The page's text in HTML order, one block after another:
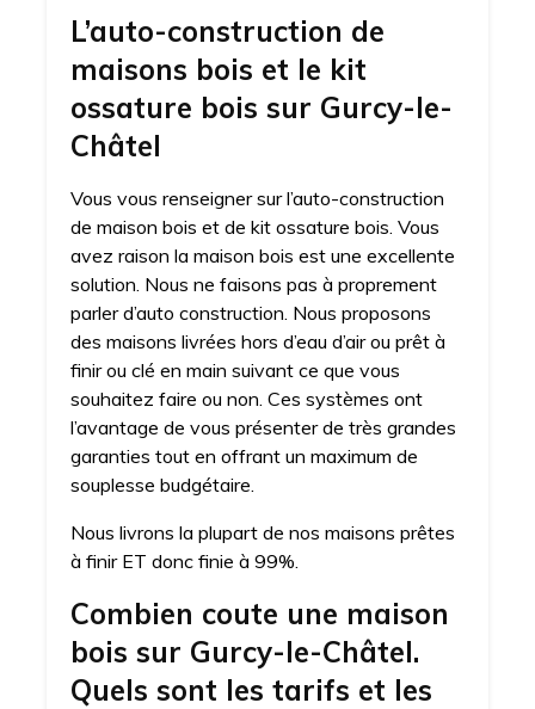
L’auto-construction de
maisons bois et le kit
ossature bois sur Gurcy-le-
Châtel
Vous vous renseigner sur l’auto-construction
de maison bois et de kit ossature bois. Vous
avez raison la maison bois est une excellente
solution. Nous ne faisons pas à proprement
parler d’auto construction. Nous proposons
des maisons livrées hors d’eau d’air ou prêt à
finir ou clé en main suivant ce que vous
souhaitez faire ou non. Ces systèmes ont
l’avantage de vous présenter de très grandes
garanties tout en offrant un maximum de
souplesse budgétaire.
Nous livrons la plupart de nos maisons prêtes
à finir ET donc finie à 99%.
Combien coute une maison
bois sur Gurcy-le-Châtel.
Quels sont les tarifs et les